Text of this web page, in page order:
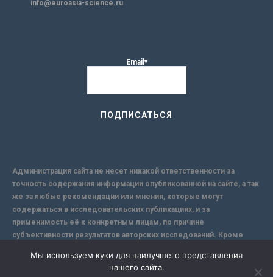
info@euroasia-science.ru
Email*
Администрация сайта не несет никакой ответственности за
точность содержания информации опубликованной на сайте, а так
же за любые рекомендации или мнения, которые могут
содержаться в исследовательских публикациях, и за
применимость её к конкретным лицам, по причине
субъективности результатов авторских исследований. Кроме
надежной защиты информации, Сайт не несет ответственности за
Мы используем куки для наилучшего представления
нашего сайта.